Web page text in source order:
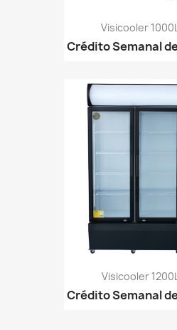
Visicooler
Crédito Semanal
Visicooler
Crédito Semanal